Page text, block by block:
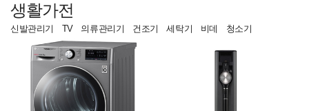
생활가전
신발관리기 TV 의류관리기 건조기 세탁기 비데 청소기